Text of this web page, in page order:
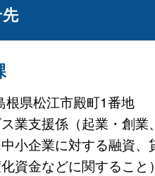
県松江市殿町1番地
ス業支援係（起業・創
中小企業に対する融資
化資金などに関するこ